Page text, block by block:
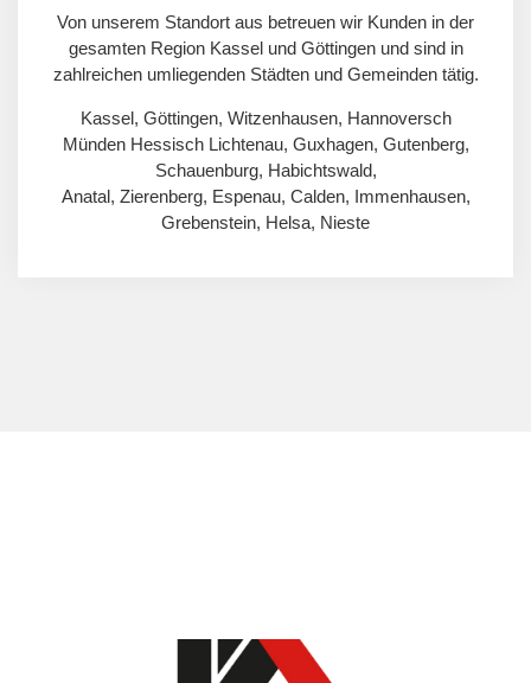
Von unserem Standort aus betreuen wir Kunden in der
gesamten Region Kassel und Göttingen und sind in
zahlreichen umliegenden Städten und Gemeinden tätig.
Kassel, Göttingen, Witzenhausen, Hannoversch
Münden Hessisch Lichtenau, Guxhagen, Gutenberg,
Schauenburg, Habichtswald,
Anatal, Zierenberg, Espenau, Calden, Immenhausen,
Grebenstein, Helsa, Nieste